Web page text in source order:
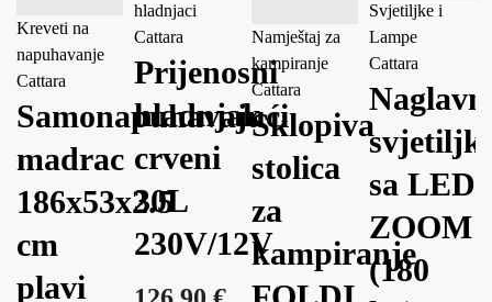
Kreveti na
napuhavanje
Cattara
Samonapuhavajući
madrac
186x53x2.5
cm
plavi
hladnjaci
Cattara
Prijenosni
hladnjak
crveni
30L
230V/12V
Namještaj za
kampiranje
Cattara
Sklopiva
stolica
za
kampiranje
Svjetiljke i
Lampe
Cattara
sa LED
ZOOM
(180